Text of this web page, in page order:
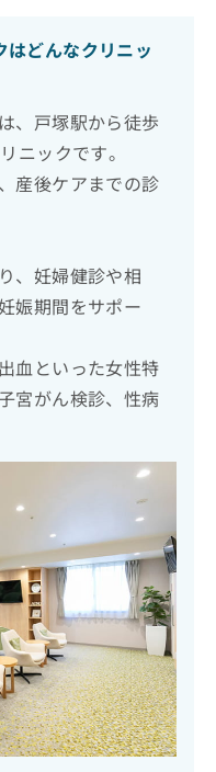
はどんなクリニッ
、戸塚駅から徒歩
ニックです。
産後ケアまでの診
、妊婦健診や相
娠期間をサポー
血といった女性特
宮がん検診、性病